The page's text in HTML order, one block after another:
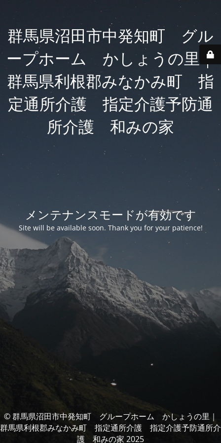
群馬県沼田市中発知町 グル
ープホーム かしょうの里｜
群馬県利根郡みなかみ町 指
定通所介護 指定介護予防通
所介護 和みの家
メンテナンスモードが有効です
Site will be available soon. Thank you for your patience!
© 群馬県沼田市中発知町 グループホーム かしょうの里｜
群馬県利根郡みなかみ町 指定通所介護 指定介護予防通所介
護 和みの家 2025